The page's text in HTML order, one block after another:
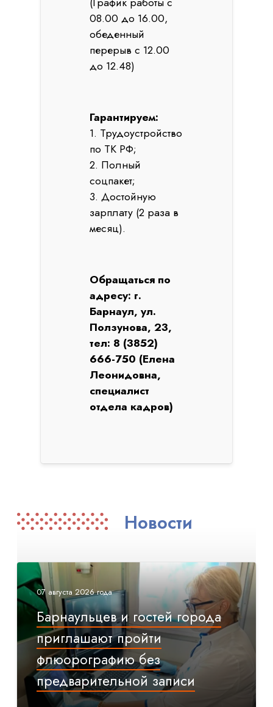
08.00 до 16.00,
обеденный
перерыв с 12.00
до 12.48)
Гарантируем:
1. Трудоустройство
по ТК РФ;
2. Полный
соцпакет;
3. Достойную
зарплату (2 раза в
месяц).
Обращаться по
адресу: г.
Барнаул, ул.
Ползунова, 23,
тел: 8 (3852)
666-750 (Елена
Леонидовна,
специалист
отдела кадров)
Новости
07 августа 2026 года
Барнаульцев и гостей города
приглашают пройти
флюорографию без
предварительной записи